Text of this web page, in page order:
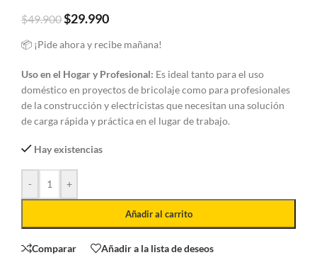
$49.900$29.990
📦 ¡Pide ahora y recibe mañana!
Uso en el Hogar y Profesional: Es ideal tanto para el uso
doméstico en proyectos de bricolaje como para profesionales
de la construcción y electricistas que necesitan una solución
de carga rápida y práctica en el lugar de trabajo.
Hay existencias
- +
Añadir al carrito
Comparar Añadir a la lista de deseos